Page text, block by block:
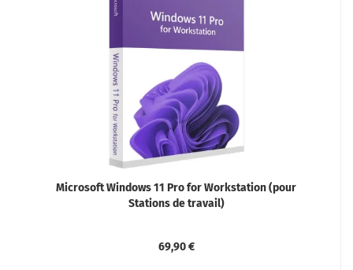
Microsoft Windows 11 Pro for Workstation (pour
Stations de travail)
69,90 €